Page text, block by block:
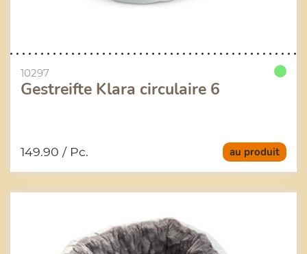
10297
Gestreifte Klara circulaire 6
au produit
149.90 / Pc.